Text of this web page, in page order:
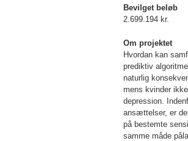
Bevilget beløb
2.699.194 kr.
Om projektet
Hvordan kan
prediktiv
naturlig
mens kvinder
depression.
ansættelser, er
på bestemte
samme måde